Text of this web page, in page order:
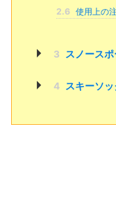
2.6 使用上の
3 スノース
4 スキーソ